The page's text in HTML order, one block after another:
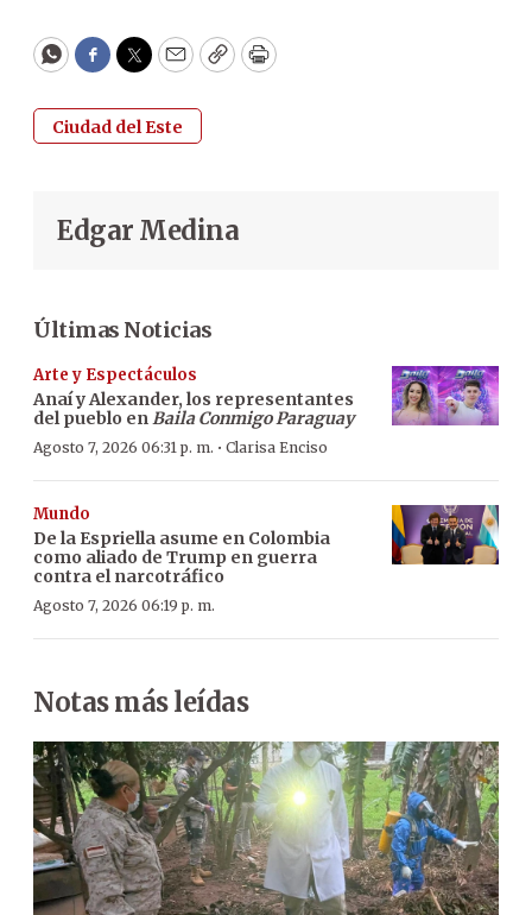
WhatsApp
Facebook
Twitter
EmailCopyPrint
Ciudad del Este
Edgar Medina
Últimas Noticias
Arte y Espectáculos
Anaí y Alexander, los representantes
del pueblo enBaila Conmigo Paraguay
Agosto 7, 2026 06:31 p. m. · Clarisa Enciso
Mundo
De la Espriella asume en Colombia
como aliado de Trump en guerra
contra el narcotráfico
Agosto 7, 2026 06:19 p. m.
Notas más leídas